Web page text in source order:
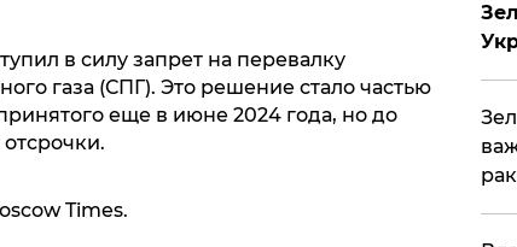
в силу запрет на перевалку
газа (СПГ). Это решение стало частью
еще в июне 2024 года, но до
Times.